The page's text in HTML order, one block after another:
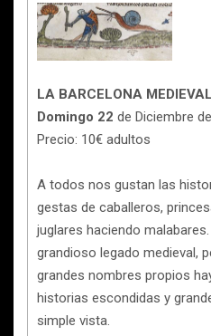
LA BARCELONA
Domingo 22 de Diciembre
Precio: 10€ adultos
A todos nos gustan las
gestas de caballeros,
juglares haciendo
grandioso legado medieval,
grandes nombres propios
historias escondidas y
simple vista.